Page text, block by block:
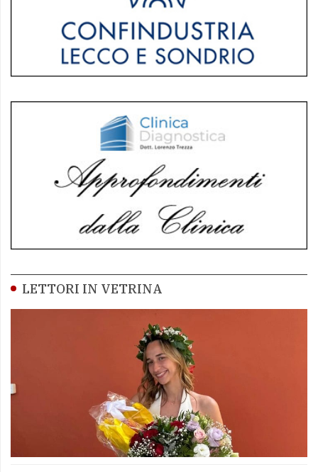
LETTORI IN VETRINA